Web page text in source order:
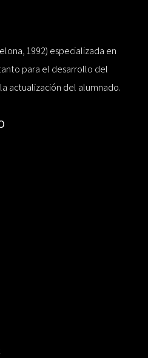
1992) especializada en
para el desarrollo del
actualización del alumnado.